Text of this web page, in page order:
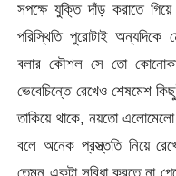
সপক্ষে যুক্তি দাঁড় করাতে
পরিস্থিতি পুরোটাই
বলার কৌশল সে তো
ভেবেচিন্তে রেখেও শেষমেশ
তাকিয়ে থাকে, নয়তো
বলে অনেক প্রস্ত্ততি নিয়ে